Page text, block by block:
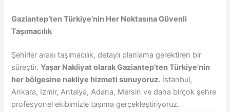
Gaziantep’ten Türkiye’nin Her Noktasına Güvenli
Taşımacılık
Şehirler arası taşımacılık, detaylı planlama gerektiren bir
süreçtir.Yaşar Nakliyat olarak Gaziantep’ten Türkiye’nin
her bölgesine nakliye hizmeti sunuyoruz. İstanbul,
Ankara, İzmir, Antalya, Adana, Mersin ve daha birçok şehre
profesyonel ekibimizle taşıma gerçekleştiriyoruz.